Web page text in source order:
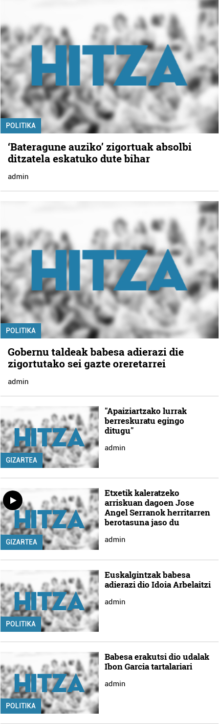
POLITIKA
‘Bateragune auziko’ zigortuak absolbi
ditzatela eskatuko dute bihar
admin
POLITIKA
Gobernu taldeak babesa adierazi die
zigortutako sei gazte oreretarrei
admin
GIZARTEA
"Apaiziartzako lurrak
berreskuratu egingo
ditugu"
admin
GIZARTEA
Etxetik kaleratzeko
arriskuan dagoen Jose
Angel Serranok herritarren
berotasuna jaso du
admin
POLITIKA
Euskalgintzak babesa
adierazi dio Idoia Arbelaitzi
admin
POLITIKA
Babesa erakutsi dio udalak
Ibon Garcia tartalariari
admin